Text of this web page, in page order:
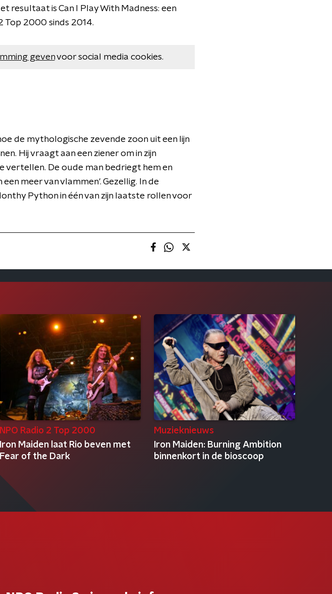
is Can I Play With Madness: een
Top 2000 sinds 2014.
gevenvoor social media cookies.
de mythologische zevende zoon uit een lijn
Hij vraagt aan een ziener om in zijn
vertellen. De oude man bedriegt hem en
meer van vlammen'. Gezellig. In de
Python in één van zijn laatste rollen voor
NPO Radio 2 Top 2000
Iron Maiden laat Rio beven met
Fear of the Dark
Muzieknieuws
Iron Maiden: Burning Ambition
binnenkort in de bioscoop